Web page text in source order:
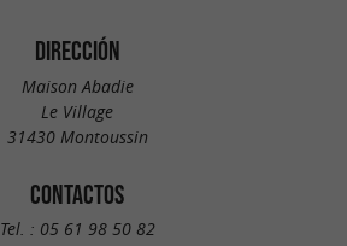
DIRECCIÓN
Maison Abadie
Le Village
31430 Montoussin
CONTACTOS
Tel. : 05 61 98 50 82